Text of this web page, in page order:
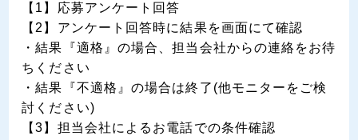
【1】応募アンケート回答
【2】アンケート回答時に結果を画面にて確認
・結果『適格』の場合、担当会社からの連絡をお待
ちください
・結果『不適格』の場合は終了(他モニターをご検
討ください)
【3】担当会社によるお電話での条件確認